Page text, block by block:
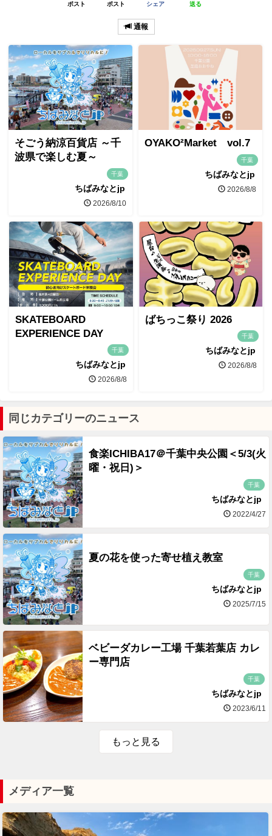
ポスト ポスト シェア 送る
通報
そごう納涼百貨店 ～千
波県で楽しむ夏～
千葉
ちばみなとjp
2026/8/10
OYAKO²Market vol.7
千葉
ちばみなとjp
2026/8/8
SKATEBOARD
EXPERIENCE DAY
千葉
ちばみなとjp
2026/8/8
ばちっこ祭り 2026
千葉
ちばみなとjp
2026/8/8
同じカテゴリーのニュース
食楽ICHIBA17＠千葉中央公園＜5/3(火
曜・祝日)＞
千葉
ちばみなとjp
2022/4/27
夏の花を使った寄せ植え教室
千葉
ちばみなとjp
2025/7/15
ベビーダカレー工場 千葉若葉店 カレ
ー専門店
千葉
ちばみなとjp
2023/6/11
もっと見る
メディア一覧